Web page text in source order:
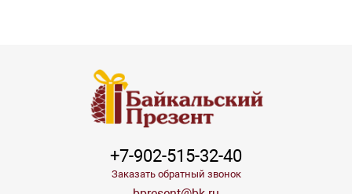
+7-902-515-32-40
Заказать обратный звонок